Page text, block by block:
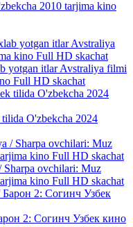
2010 tarjima kino
yotgan itlar Avstraliya filmi
Full HD skachat
O'zbekcha 2024
ovchilari: Muz
kino Full HD skachat
2: Согинч Узбек кино